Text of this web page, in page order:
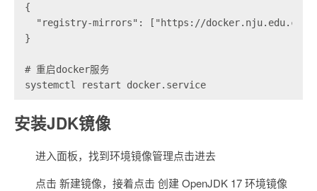
{
  "registry-mirrors": ["https://docker.nju.edu.cn"]
}
# 重启docker服务
systemctl restart docker.service
安装JDK镜像
进入面板，找到环境镜像管理点击进去
点击 新建镜像，接着点击 创建 OpenJDK 17 环境镜像